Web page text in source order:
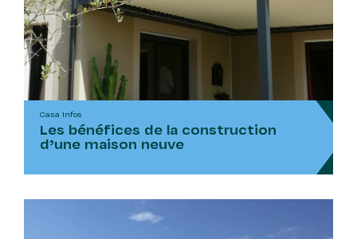
Casa Infos
Les bénéfices de la construction
d’une maison neuve